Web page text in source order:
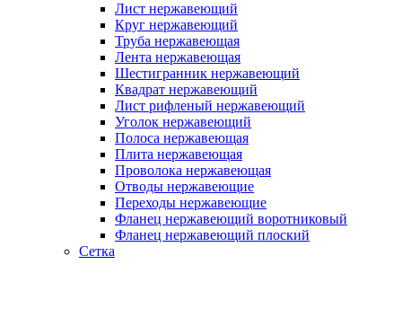
Лист нержавеющий
Круг нержавеющий
Труба нержавеющая
Лента нержавеющая
Шестигранник нержавеющий
Квадрат нержавеющий
Лист рифленый нержавеющий
Уголок нержавеющий
Полоса нержавеющая
Плита нержавеющая
Проволока нержавеющая
Отводы нержавеющие
Переходы нержавеющие
Фланец нержавеющий воротниковый
Фланец нержавеющий плоский
Сетка